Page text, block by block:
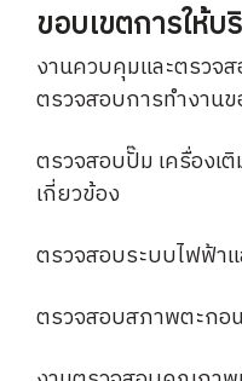
ขอบเขตการให้บ
งานควบคุมและตรวจ
ตรวจสอบการทำงาน
ตรวจสอบปั๊ม เครื่องเ
เกี่ยวข้อง
ตรวจสอบระบบไฟฟ้า
ตรวจสอบสภาพตะกอ